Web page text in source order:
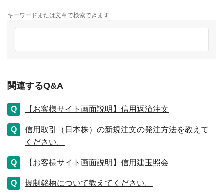
キーワードまたは文章で検索できます
関連するQ&A
【お客様サイト画面説明】信用返済注文
信用取引（日本株）の新規注文の発注方法を教えて
ください。
【お客様サイト画面説明】信用建玉照会
規制銘柄について教えてください。